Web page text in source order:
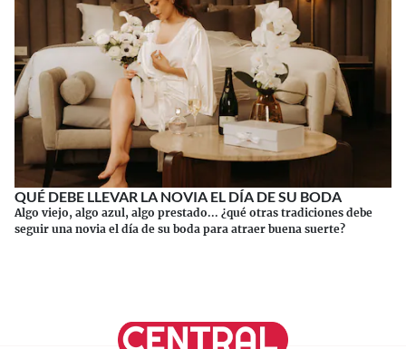
QUÉ DEBE LLEVAR LA NOVIA EL DÍA DE SU BODA
Algo viejo, algo azul, algo prestado... ¿qué otras tradiciones debe
seguir una novia el día de su boda para atraer buena suerte?